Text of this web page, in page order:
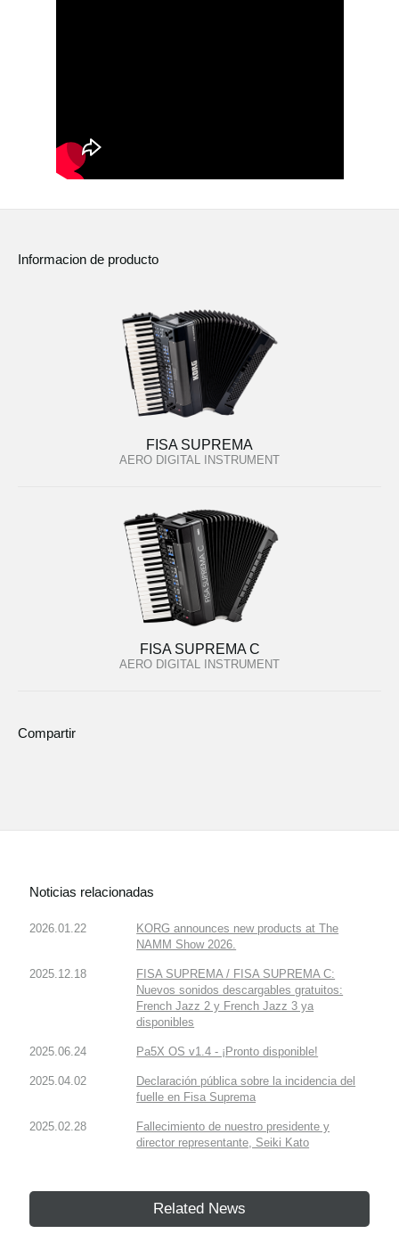
Informacion de producto
FISA SUPREMA
AERO DIGITAL INSTRUMENT
FISA SUPREMA C
AERO DIGITAL INSTRUMENT
Compartir
Noticias relacionadas
2026.01.22
KORG announces new products at The
NAMM Show 2026.
2025.12.18
FISA SUPREMA / FISA SUPREMA C:
Nuevos sonidos descargables gratuitos:
French Jazz 2 y French Jazz 3 ya
disponibles
2025.06.24 Pa5X OS v1.4 - ¡Pronto disponible!
2025.04.02
Declaración pública sobre la incidencia del
fuelle en Fisa Suprema
2025.02.28
Fallecimiento de nuestro presidente y
director representante, Seiki Kato
Related News